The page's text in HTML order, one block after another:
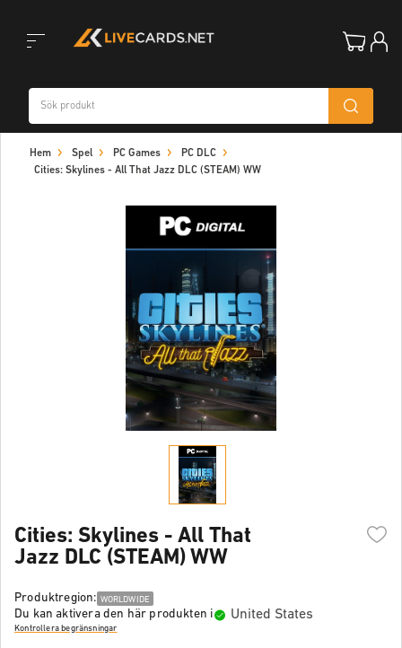
navigation
Hem Spel PC Games
PC DLC
Cities: Skylines - All That Jazz DLC (STEAM) WW
Cities: Skylines - All That
Jazz DLC (STEAM) WW
Produktregion: WORLDWIDE
Du kan aktivera den här produkten i United States
Kontrollera begränsningar